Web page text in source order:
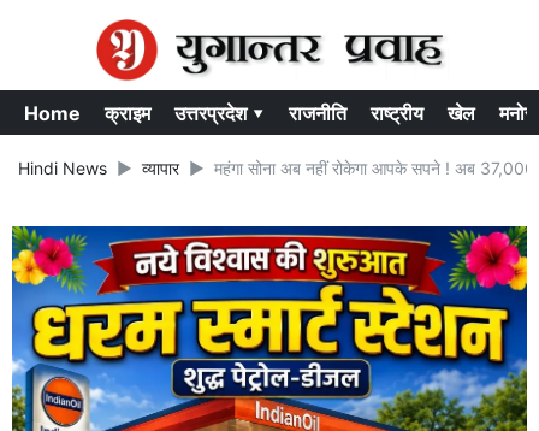
Home क्राइम उत्तरप्रदेश ▾ राजनीति राष्ट्रीय खेल
Hindi News व्यापार महंगा सोना अब नहीं रोकेगा आपके सपने ! अब 37,000